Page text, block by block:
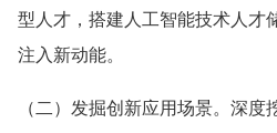
型人才，搭建人工智能技术人才
注入新动能。
（二）发掘创新应用场景。深